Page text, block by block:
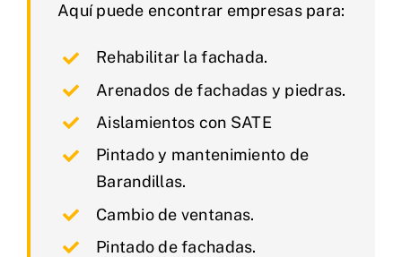
Aquí puede encontrar empresas para:
Rehabilitar la fachada.
Arenados de fachadas y piedras.
Aislamientos con SATE
Pintado y mantenimiento de
Barandillas.
Cambio de ventanas.
Pintado de fachadas.